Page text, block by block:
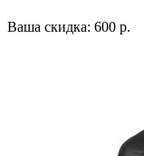
Ваша скидка: 600 р.